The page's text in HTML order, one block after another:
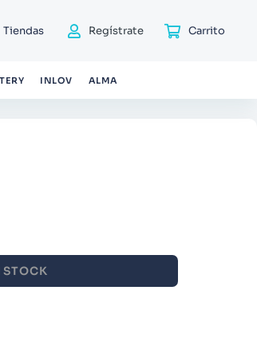
Tiendas Regístrate
INLOV ALMA